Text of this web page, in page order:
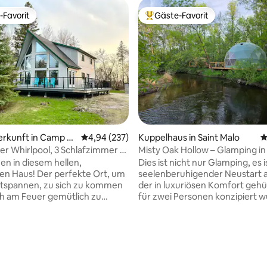
4,9 von 5, 439 Bewertungen
Favorit.
Favorit
in Camp M
Durchschnittliche Bewertung: 4,94 von 5,
4,94 (237)
Whirlpool, 3 Schlafzimmer &
Wpg
in diesem hellen,
Haus! Der perfekte Ort, um
zu sich zu kommen
am Feuer gemütlich zu
Beliebter Gäste-Favorit.
Gäste-Favorit
Kuppelhaus in Saint Malo
Misty Oak Hollow – Glamping
Kuppel
Dies ist nicht nur Glamping, es
seelenberuhigender Neustart
der in luxuriösen Komfort
für zwei Personen konzipiert